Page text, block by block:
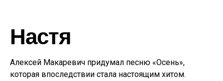
Настя
Алексей Макаревич придумал песню «Осень»,
которая впоследствии стала настоящим хитом.